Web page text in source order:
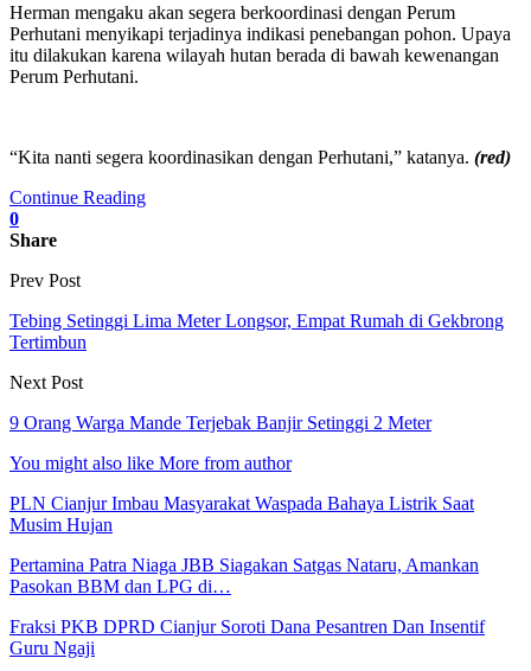
Herman mengaku akan segera berkoordinasi dengan Perum
Perhutani menyikapi terjadinya indikasi penebangan pohon. Upaya
itu dilakukan karena wilayah hutan berada di bawah kewenangan
Perum Perhutani.
“Kita nanti segera koordinasikan dengan Perhutani,” katanya. (red)
Continue Reading
0
Share
Prev Post
Tebing Setinggi Lima Meter Longsor, Empat Rumah di Gekbrong
Tertimbun
Next Post
9 Orang Warga Mande Terjebak Banjir Setinggi 2 Meter
You might also like More from author
PLN Cianjur Imbau Masyarakat Waspada Bahaya Listrik Saat
Musim Hujan
Pertamina Patra Niaga JBB Siagakan Satgas Nataru, Amankan
Pasokan BBM dan LPG di…
Fraksi PKB DPRD Cianjur Soroti Dana Pesantren Dan Insentif
Guru Ngaji